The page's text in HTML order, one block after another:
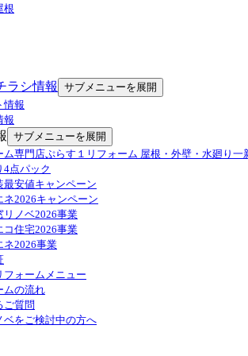
根
ラシ情報
サブメニューを展開
情報
報
サブメニューを展開
ム専門店ぷらす１リフォーム 屋根・外壁・水廻り一
4点パック
最安値キャンペーン
ネ2026キャンペーン
リノベ2026事業
コ住宅2026事業
ネ2026事業
フォームメニュー
ムの流れ
ご質問
ベをご検討中の方へ